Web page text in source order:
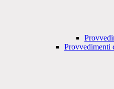
Provvedimenti